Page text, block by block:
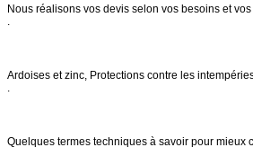
Nous réalisons vos devis selon vos besoins et
Ardoises et zinc, Protections contre les
Quelques termes techniques à savoir pour mieux